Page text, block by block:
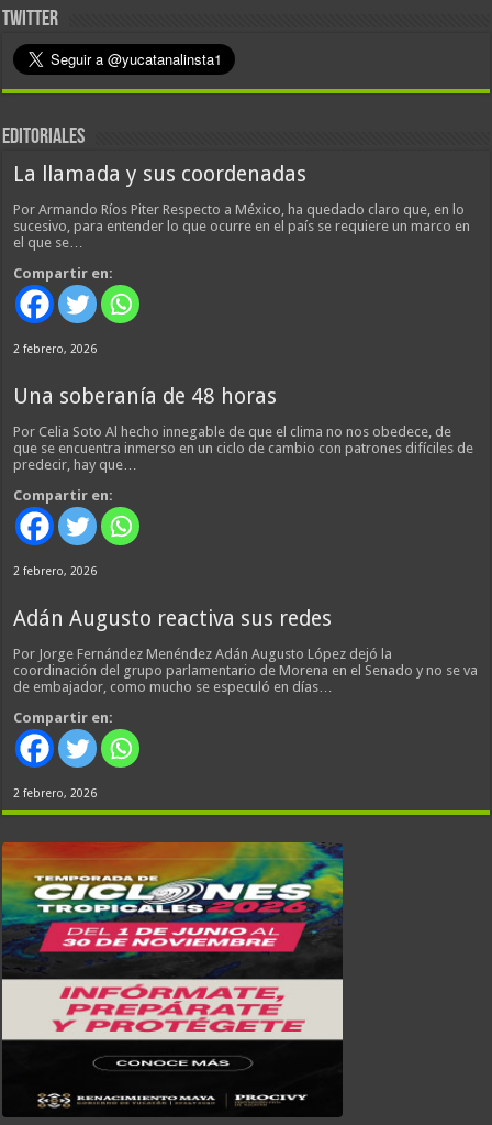
TWITTER
EDITORIALES
La llamada y sus coordenadas
Por Armando Ríos Piter Respecto a México, ha quedado claro que, en lo
sucesivo, para entender lo que ocurre en el país se requiere un marco en
el que se…
Compartir en:
2 febrero, 2026
Una soberanía de 48 horas
Por Celia Soto Al hecho innegable de que el clima no nos obedece, de
que se encuentra inmerso en un ciclo de cambio con patrones difíciles de
predecir, hay que…
Compartir en:
2 febrero, 2026
Adán Augusto reactiva sus redes
Por Jorge Fernández Menéndez Adán Augusto López dejó la
coordinación del grupo parlamentario de Morena en el Senado y no se va
de embajador, como mucho se especuló en días…
Compartir en:
2 febrero, 2026